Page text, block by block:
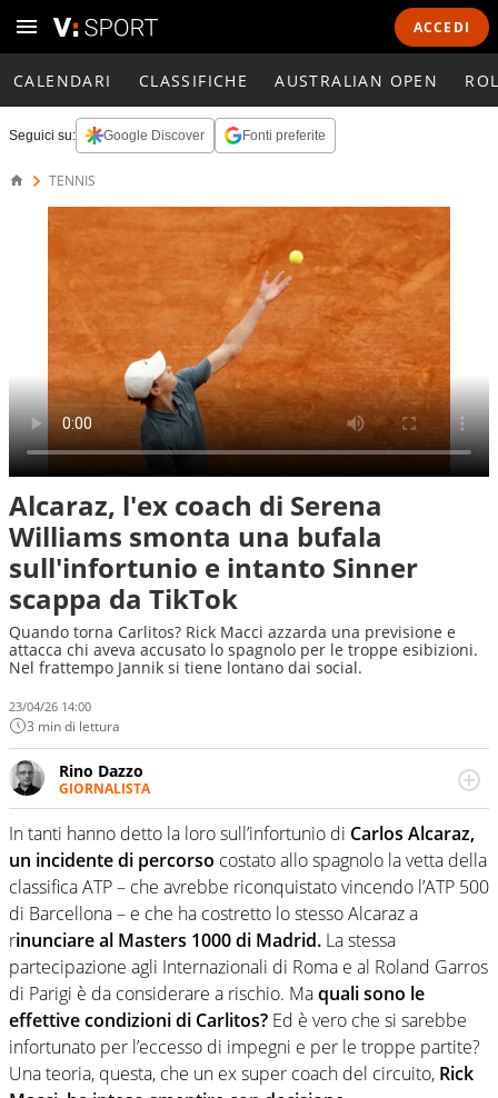
ACCEDI
CALENDARI CLASSIFICHE AUSTRALIAN OPEN
Seguici su: Google Discover Fonti preferite
TENNIS
Alcaraz, l'ex coach di Serena
Williams smonta una bufala
sull'infortunio e intanto Sinner
scappa da TikTok
Quando torna Carlitos? Rick Macci azzarda una previsione e
attacca chi aveva accusato lo spagnolo per le troppe esibizioni.
Nel frattempo Jannik si tiene lontano dai social.
23/04/26 14:00
3 min di lettura
Rino Dazzo
GIORNALISTA
Se mai ci fosse modo di traslare il glossario del calcio in
una nicchia di esperti, lui ne farebbe parte. Non si perde
una svista arbitrale né gli umori social del mondo delle
curve
In tanti hanno detto la loro sull’infortunio di Carlos Alcaraz,
un incidente di percorso costato allo spagnolo la vetta della
classifica ATP – che avrebbe riconquistato vincendo l’ATP 500
di Barcellona – e che ha costretto lo stesso Alcaraz a
rinunciare al Masters 1000 di Madrid. La stessa
partecipazione agli Internazionali di Roma e al Roland Garros
di Parigi è da considerare a rischio. Maquali sono le
effettive condizioni di Carlitos? Ed è vero che si sarebbe
infortunato per l’eccesso di impegni e per le troppe partite?
Una teoria, questa, che un ex super coach del circuito, Rick